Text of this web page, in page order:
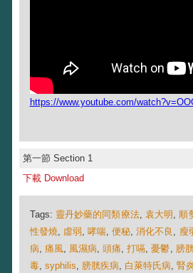
https://www.youtube.com/
第一節 Section 1
下載 Download
Tags: 靈丹妙藥的同類療法, 袁大明 , 順
性發燒, 虛弱, 哮喘,便秘,消化不良 , 瘦
病, 痛風, 風濕病,頭痛,打嗝,憂鬱, 膀
毒, syphilis, 膀胱疾病, 白萊特氏病, 腎